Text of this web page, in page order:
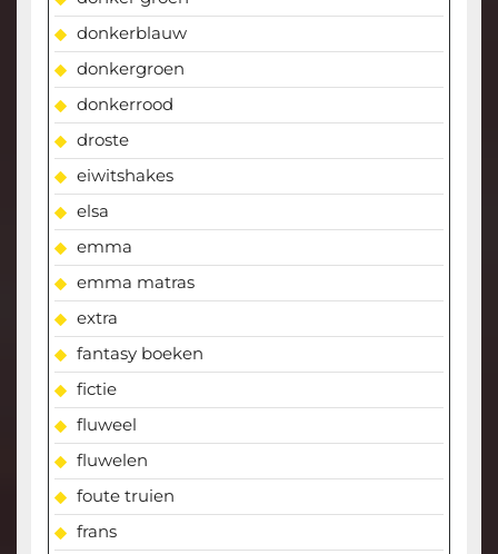
donkerblauw
donkergroen
donkerrood
droste
eiwitshakes
elsa
emma
emma matras
extra
fantasy boeken
fictie
fluweel
fluwelen
foute truien
frans